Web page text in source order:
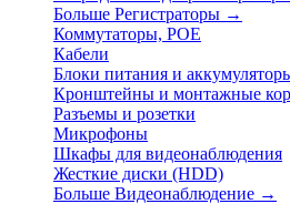
Больше Регистраторы →
Коммутаторы, POE
Кабели
Блоки питания и
Кронштейны и монтажные
Разъемы и розетки
Микрофоны
Шкафы для видеонаблюдения
Жесткие диски (HDD)
Больше Видеонаблюдение →